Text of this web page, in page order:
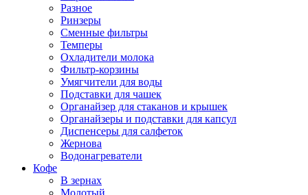
Разное
Ринзеры
Сменные фильтры
Темперы
Охладители молока
Фильтр-корзины
Умягчители для воды
Подставки для чашек
Органайзер для стаканов и крышек
Органайзеры и подставки для капсул
Диспенсеры для салфеток
Жернова
Водонагреватели
Кофе
В зернах